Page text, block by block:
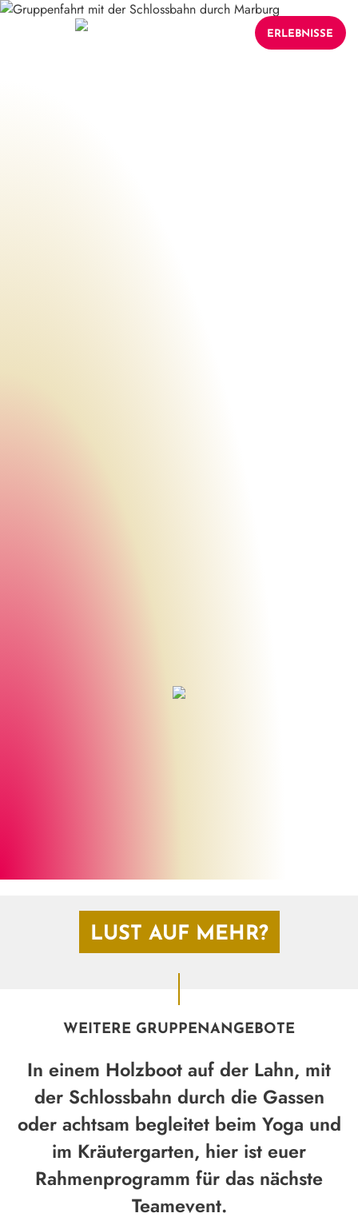
ERLEBNISSE
LUST AUF MEHR?
WEITERE GRUPPENANGEBOTE
In einem Holzboot auf der Lahn, mit
der Schlossbahn durch die Gassen
oder achtsam begleitet beim Yoga und
im Kräutergarten, hier ist euer
Rahmenprogramm für das nächste
Teamevent.